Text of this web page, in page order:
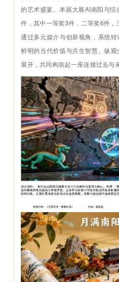
的艺术盛宴。本届大展AI南阳与
件，其中一等奖3件，二等奖6件
通过多元媒介与创新视角，系统
鲜明的当代价值与共生智慧。纵
展开，共同构筑起一座连接过去与